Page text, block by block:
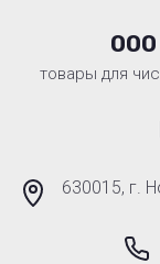
ООО
товары для
630015, г.